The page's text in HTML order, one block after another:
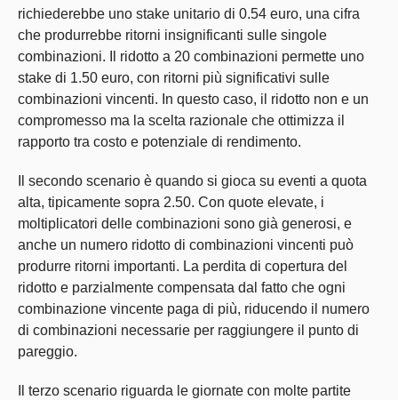
richiederebbe uno stake unitario di 0.54 euro, una cifra
che produrrebbe ritorni insignificanti sulle singole
combinazioni. Il ridotto a 20 combinazioni permette uno
stake di 1.50 euro, con ritorni più significativi sulle
combinazioni vincenti. In questo caso, il ridotto non e un
compromesso ma la scelta razionale che ottimizza il
rapporto tra costo e potenziale di rendimento.
Il secondo scenario è quando si gioca su eventi a quota
alta, tipicamente sopra 2.50. Con quote elevate, i
moltiplicatori delle combinazioni sono già generosi, e
anche un numero ridotto di combinazioni vincenti può
produrre ritorni importanti. La perdita di copertura del
ridotto e parzialmente compensata dal fatto che ogni
combinazione vincente paga di più, riducendo il numero
di combinazioni necessarie per raggiungere il punto di
pareggio.
Il terzo scenario riguarda le giornate con molte partite